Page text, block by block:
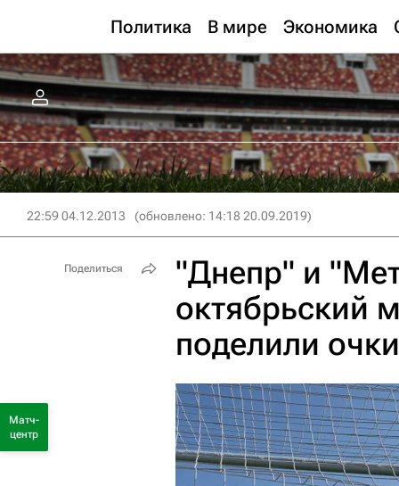
Политика В мире Экономика
22:59 04.12.2013 (обновлено: 14:18 20.09.2019)
"Днепр" и
октябрьский
поделили очки
Поделиться
Матч-
центр